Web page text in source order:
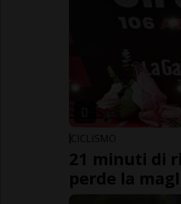
CICLISMO
21 minuti di
perde la